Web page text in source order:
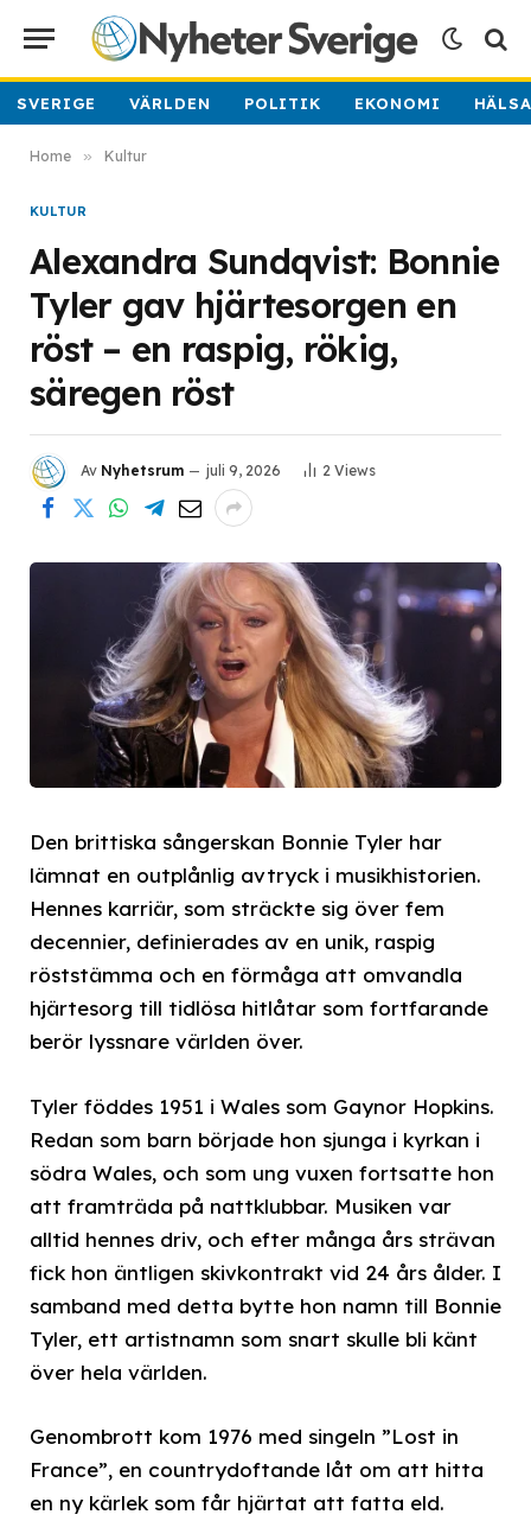
SVERIGE VÄRLDEN POLITIK EKONOMI
Home » Kultur
KULTUR
Alexandra Sundqvist: Bonnie
Tyler gav hjärtesorgen en
röst – en raspig, rökig,
säregen röst
Av Nyhetsrum juli 9, 2026 2 Views
Den brittiska sångerskan Bonnie Tyler har
lämnat en outplånlig avtryck i musikhistorien.
Hennes karriär, som sträckte sig över fem
decennier, definierades av en unik, raspig
röststämma och en förmåga att omvandla
hjärtesorg till tidlösa hitlåtar som fortfarande
berör lyssnare världen över.
Tyler föddes 1951 i Wales som Gaynor Hopkins.
Redan som barn började hon sjunga i kyrkan i
södra Wales, och som ung vuxen fortsatte hon
att framträda på nattklubbar. Musiken var
alltid hennes driv, och efter många års strävan
fick hon äntligen skivkontrakt vid 24 års ålder. I
samband med detta bytte hon namn till Bonnie
Tyler, ett artistnamn som snart skulle bli känt
över hela världen.
Genombrott kom 1976 med singeln ”Lost in
France”, en countrydoftande låt om att hitta
en ny kärlek som får hjärtat att fatta eld.